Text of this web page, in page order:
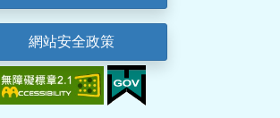
網站安全政策